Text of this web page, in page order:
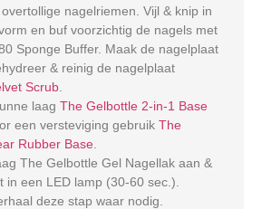
nagelriemen. Vijl & knip in
en buf voorzichtig de nagels met
Sponge Buffer. Maak de nagelplaat
& reinig de nagelplaat
Scrub
laag The Gelbottle 2-in-1 Base
een versteviging gebruik The
Rubber Base
The Gelbottle Gel Nagellak aan &
in een LED lamp (30-60 sec.).
deze stap waar nodig.